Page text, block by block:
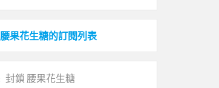
腰果花生糖的訂閱列表
封鎖 腰果花生糖